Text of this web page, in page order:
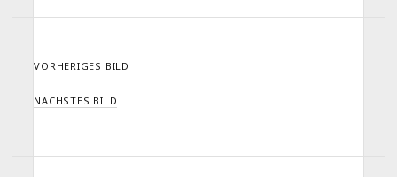
VORHERIGES BILD
NÄCHSTES BILD